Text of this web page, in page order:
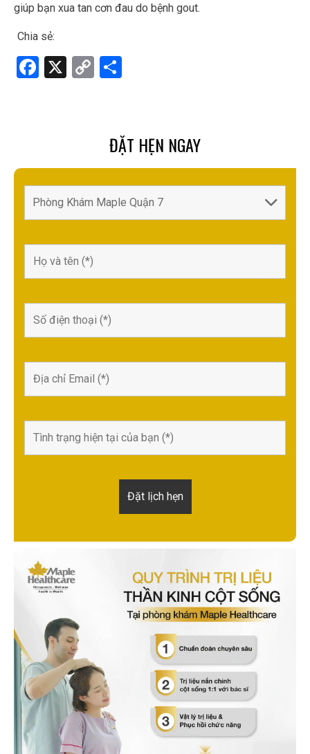
giúp bạn xua tan cơn đau do bệnh gout.
Chia sẻ:
F
k
X
C
Li e
ĐẶT HẸN NGAY